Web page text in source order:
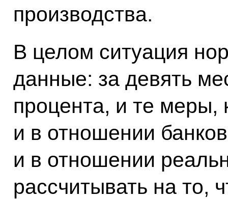
производства.
В целом ситуация
данные: за девять
процента, и те меры,
и в отношении
и в отношении
рассчитывать на то,